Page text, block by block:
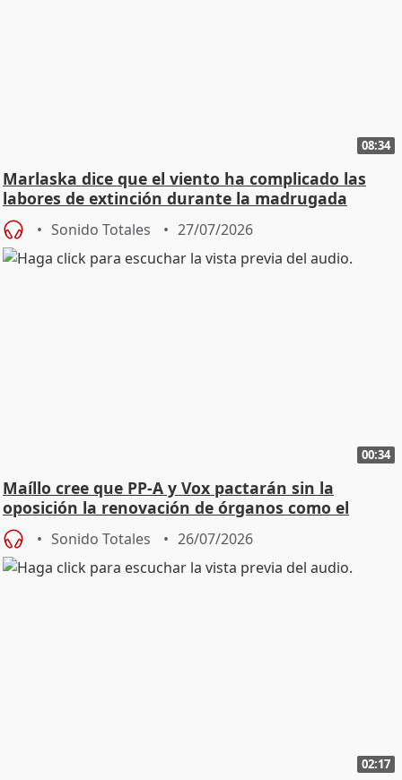
08:34
Marlaska dice que el viento ha complicado las
labores de extinción durante la madrugada
Sonido Totales 27/07/2026
00:34
Maíllo cree que PP-A y Vox pactarán sin la
oposición la renovación de órganos como el
Defensor
Sonido Totales 26/07/2026
02:17